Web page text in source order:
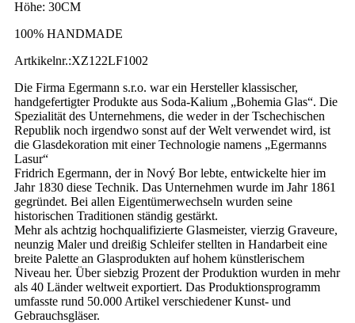
Höhe: 30CM
100% HANDMADE
Artkikelnr.:XZ122LF1002
Die Firma Egermann s.r.o. war ein Hersteller klassischer,
handgefertigter Produkte aus Soda-Kalium „Bohemia Glas“. Die
Spezialität des Unternehmens, die weder in der Tschechischen
Republik noch irgendwo sonst auf der Welt verwendet wird, ist
die Glasdekoration mit einer Technologie namens „Egermanns
Lasur“
Fridrich Egermann, der in Nový Bor lebte, entwickelte hier im
Jahr 1830 diese Technik. Das Unternehmen wurde im Jahr 1861
gegründet. Bei allen Eigentümerwechseln wurden seine
historischen Traditionen ständig gestärkt.
Mehr als achtzig hochqualifizierte Glasmeister, vierzig Graveure,
neunzig Maler und dreißig Schleifer stellten in Handarbeit eine
breite Palette an Glasprodukten auf hohem künstlerischem
Niveau her. Über siebzig Prozent der Produktion wurden in mehr
als 40 Länder weltweit exportiert. Das Produktionsprogramm
umfasste rund 50.000 Artikel verschiedener Kunst- und
Gebrauchsgläser.